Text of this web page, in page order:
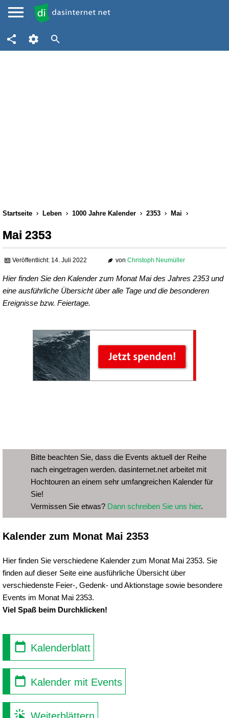
Startseite Leben 1000 Jahre Kalender 2353 Mai
Mai 2353
Veröffentlicht: 14. Juli 2022 von Christoph Neumüller
Hier finden Sie den Kalender zum Monat Mai des Jahres 2353 und
eine ausführliche Übersicht über alle Tage und die besonderen
Ereignisse bzw. Feiertage.
Bitte beachten Sie, dass die Events aktuell der Reihe
nach eingetragen werden. dasinternet.net arbeitet mit
Hochtouren an einem sehr umfangreichen Kalender für
Sie!
Vermissen Sie etwas? Dann schreiben Sie uns hier.
Kalender zum Monat Mai 2353
Hier finden Sie verschiedene Kalender zum Monat Mai 2353. Sie
finden auf dieser Seite eine ausführliche Übersicht über
verschiedenste Feier-, Gedenk- und Aktionstage sowie besondere
Events im Monat Mai 2353.
Viel Spaß beim Durchklicken!
Kalenderblatt
Kalender mit Events